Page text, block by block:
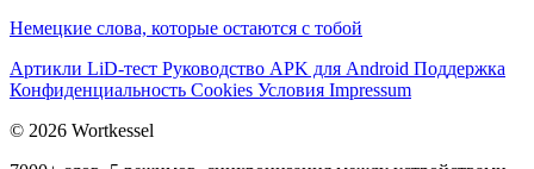
Немецкие слова, которые остаются с тобой
Артикли LiD-тест Руководство APK для Android Поддержка
Конфиденциальность Cookies Условия Impressum
© 2026 Wortkessel